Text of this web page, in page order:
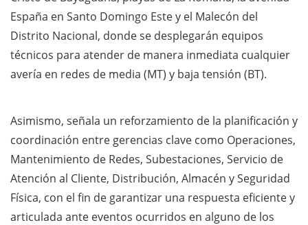
España en Santo Domingo Este y el Malecón del
Distrito Nacional, donde se desplegarán equipos
técnicos para atender de manera inmediata cualquier
avería en redes de media (MT) y baja tensión (BT).
Asimismo, señala un reforzamiento de la planificación y
coordinación entre gerencias clave como Operaciones,
Mantenimiento de Redes, Subestaciones, Servicio de
Atención al Cliente, Distribución, Almacén y Seguridad
Física, con el fin de garantizar una respuesta eficiente y
articulada ante eventos ocurridos en alguno de los